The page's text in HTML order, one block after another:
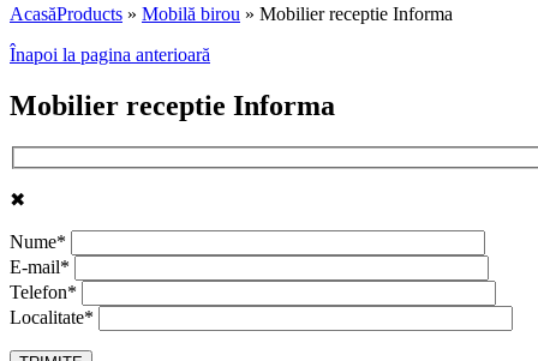
AcasăProducts » Mobilă birou » Mobilier receptie Informa
Înapoi la pagina anterioară
Mobilier receptie Informa
✖
Nume*
E-mail*
Telefon*
Localitate*